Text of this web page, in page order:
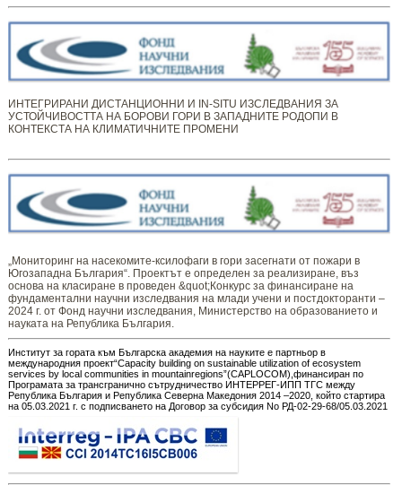
ИНТЕГРИРАНИ ДИСТАНЦИОННИ И IN-SITU ИЗСЛЕДВАНИЯ ЗА
УСТОЙЧИВОСТТА НА БОРОВИ ГОРИ В ЗАПАДНИТЕ РОДОПИ В
КОНТЕКСТА НА КЛИМАТИЧНИТЕ ПРОМЕНИ
„Мониторинг ​​​на ​​насекомите-ксилофаги в гори засегнати от пожари в
Югозападна България“. Проектът е определен за реализиране, въз
основа на класиране в проведен &quot;Конкурс за финансиране на
фундаментални научни изследвания на млади учени и постдокторанти –
2024 г. от Фонд научни изследвания, Министерство на образованието и
науката на Република България.
Институт за гората към Българска академия на науките е партньор в
международния проект“Capacity building on sustainable utilization of ecosystem
services by local communities in mountainregions”(CAPLOCOM),финансиран по
Програмата за трансгранично сътрудничество ИНТЕРРЕГ-ИПП ТГС между
Република България и Република Северна Македония 2014 –2020, който стартира
на 05.03.2021 г. с подписването на Договор за субсидия No РД-02-29-68/05.03.2021